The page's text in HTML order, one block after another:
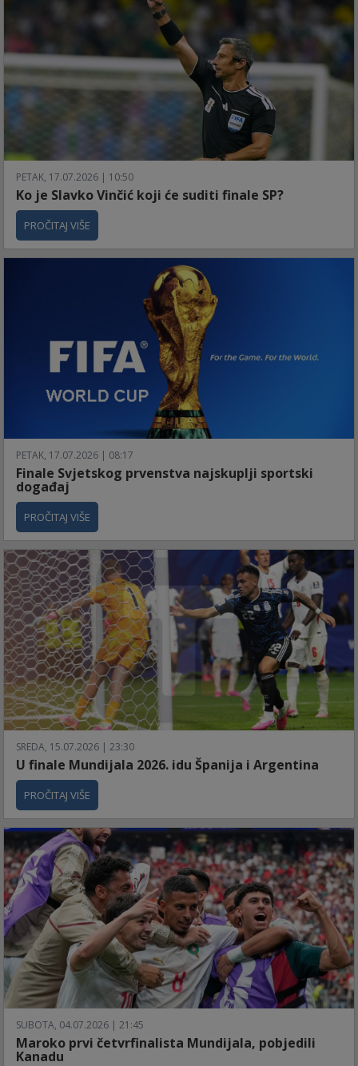
PETAK, 17.07.2026 | 10:50
Ko je Slavko Vinčić koji će suditi finale SP?
PROČITAJ VIŠE
PETAK, 17.07.2026 | 08:17
Finale Svjetskog prvenstva najskuplji sportski
događaj
PROČITAJ VIŠE
SREDA, 15.07.2026 | 23:30
U finale Mundijala 2026. idu Španija i Argentina
PROČITAJ VIŠE
SUBOTA, 04.07.2026 | 21:45
Maroko prvi četvrfinalista Mundijala, pobjedili
Kanadu